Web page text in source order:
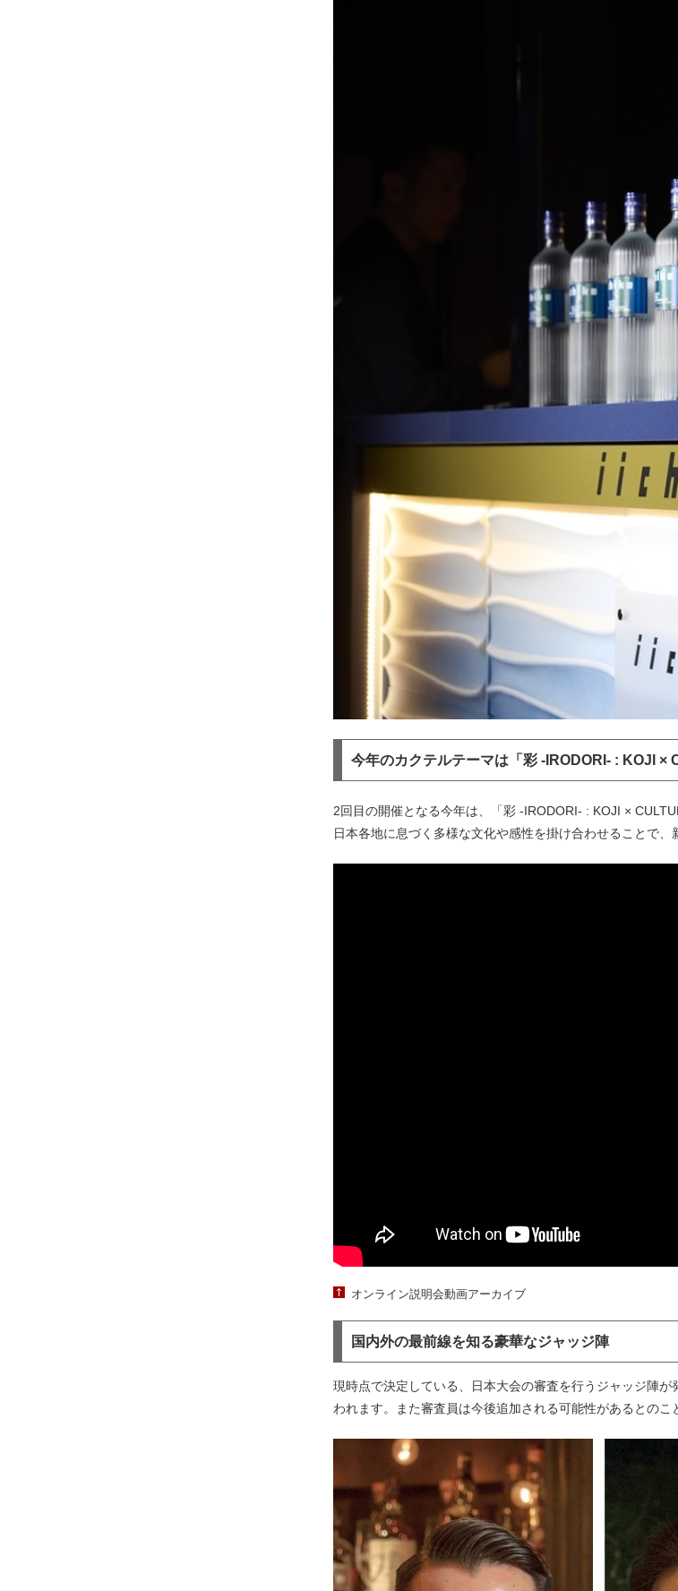
今年のカクテルテーマは「彩 -IRODORI- : KOJI ×
2回目の開催となる今年は、「彩 -IRODORI- : KOJI ×
日本各地に息づく多様な文化や感性を掛け合わせることで、
オンライン説明会動画アーカイブ
国内外の最前線を知る豪華なジャッジ陣
現時点で決定している、日本大会の審査を行うジャッジ陣
われます。また審査員は今後追加される可能性があるとのこ